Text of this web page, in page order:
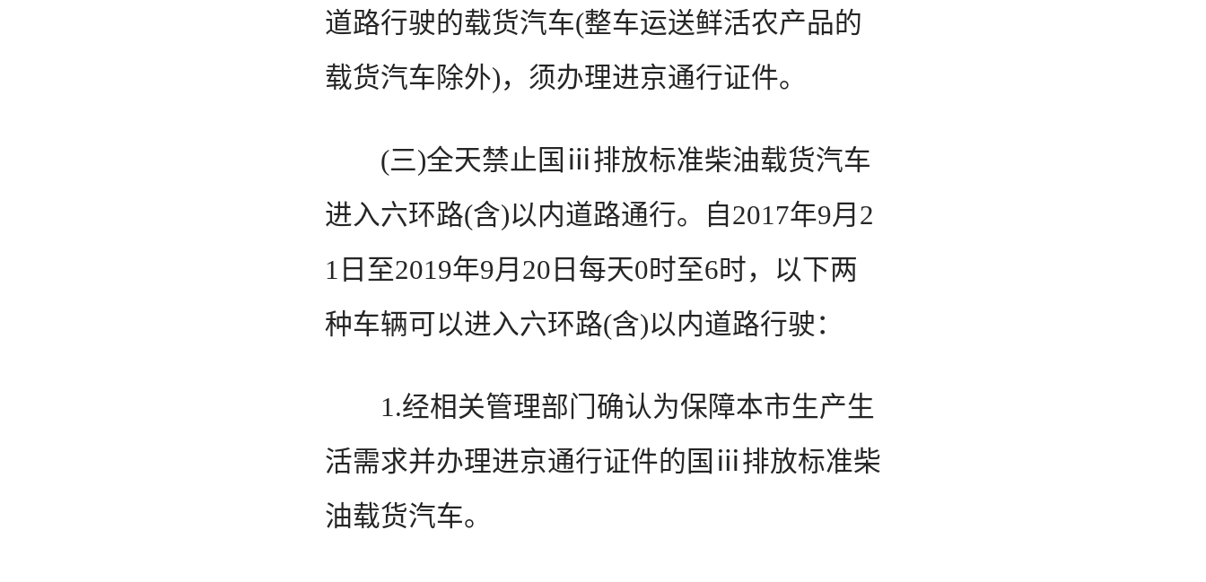
道路行驶的载货汽车(整车运送鲜活农产品的
载货汽车除外)，须办理进京通行证件。
(三)全天禁止国ⅲ排放标准柴油载货汽车
进入六环路(含)以内道路通行。自2017年9月2
1日至2019年9月20日每天0时至6时，以下两
种车辆可以进入六环路(含)以内道路行驶：
1.经相关管理部门确认为保障本市生产生
活需求并办理进京通行证件的国ⅲ排放标准柴
油载货汽车。